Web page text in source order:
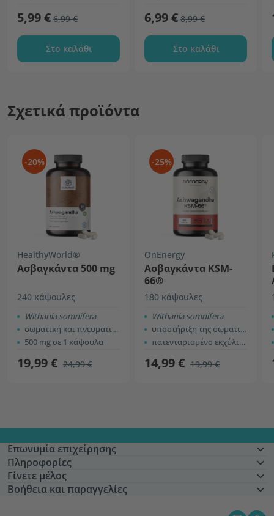
5,99 € 6,99 €
Στο καλάθι
6,99 € 8,99 €
Στο καλάθι
Σχετικά προϊόντα
-20%
HealthyWorld®
Ασβαγκάντα 500 mg
240 κάψουλες
Withania somnifera
σωματική και πνευματική απόδοση
500 mg σε 1 κάψουλα
19,99 € 24,99 €
-25%
OnEnergy
Ασβαγκάντα KSM-
66®
180 κάψουλες
Withania somnifera
υποστήριξη της σωματικής και ψυχικής απόδοσης
πατενταρισμένο εκχύλισμα KSM-66®
14,99 € 19,99 €
Επωνυμία επιχείρησης
Πληροφορίες
Γίνετε μέλος
Βοήθεια και παραγγελίες